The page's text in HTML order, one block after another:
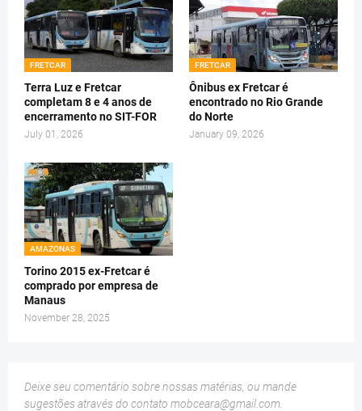
FRETCAR
Terra Luz e Fretcar
completam 8 e 4 anos de
encerramento no SIT-FOR
July 01, 2026
FRETCAR
Ônibus ex Fretcar é
encontrado no Rio Grande
do Norte
January 09, 2026
AMAZONAS
Torino 2015 ex-Fretcar é
comprado por empresa de
Manaus
November 28, 2025
Deixe seu comentário sobre nossas matérias, ou mande
sugestões através do contato mobceara@gmail.com